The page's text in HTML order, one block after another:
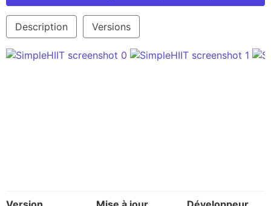
Description Versions